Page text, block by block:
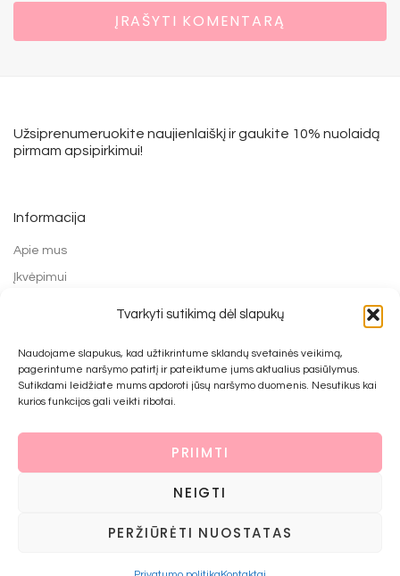
Tvarkyti sutikimą dėl slapukų
Naudojame slapukus, kad užtikrintume sklandų svetainės veikimą,
pagerintume naršymo patirtį ir pateiktume jums aktualius pasiūlymus.
Sutikdami leidžiate mums apdoroti jūsų naršymo duomenis. Nesutikus kai
kurios funkcijos gali veikti ribotai.
PRIIMTI
NEIGTI
PERŽIŪRĖTI NUOSTATAS
Užsiprenumeruokite naujienlaiškį ir gaukite 10% nuolaidą
pirmam apsipirkimui!
Informacija
Apie mus
Įkvėpimui
Prekių pirkimo ir grąžinimo taisyklės
Privatumo politika
© 2022 UAB Bijūnai prie namo